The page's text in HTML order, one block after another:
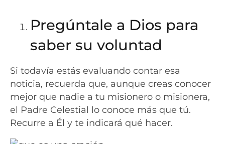
Pregúntale a Dios para
saber su voluntad
Si todavía estás evaluando contar esa
noticia, recuerda que, aunque creas conocer
mejor que nadie a tu misionero o misionera,
el Padre Celestial lo conoce más que tú.
Recurre a Él y te indicará qué hacer.